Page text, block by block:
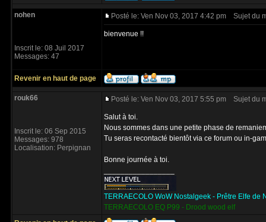
nohen
Inscrit le: 08 Juil 2017
Messages: 47
Posté le: Ven Nov 03, 2017 4:42 pm Sujet du
bienvenue !!
Revenir en haut de page
rouk66
Inscrit le: 06 Sep 2015
Messages: 978
Localisation: Perpignan
Posté le: Ven Nov 03, 2017 5:55 pm Sujet du
Salut à toi.
Nous sommes dans une petite phase de
Tu seras recontacté bientôt via ce forum ou in-
Bonne journée à toi.
TERRAECOLO WoW Nostalgeek - Prêtre Elfe de
TERRAECOLO EQ P99 - Drood wood elf